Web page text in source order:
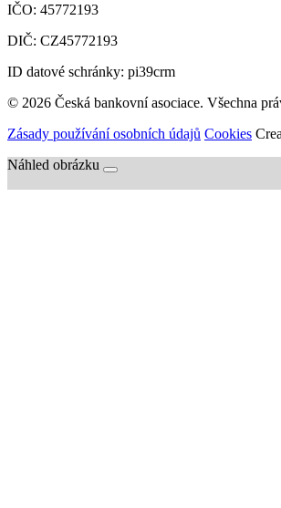
IČO: 45772193
DIČ: CZ45772193
ID datové schránky: pi39crm
© 2026 Česká bankovní asociace. Všechna
Zásady používání osobních údajů Cookies
Náhled obrázku